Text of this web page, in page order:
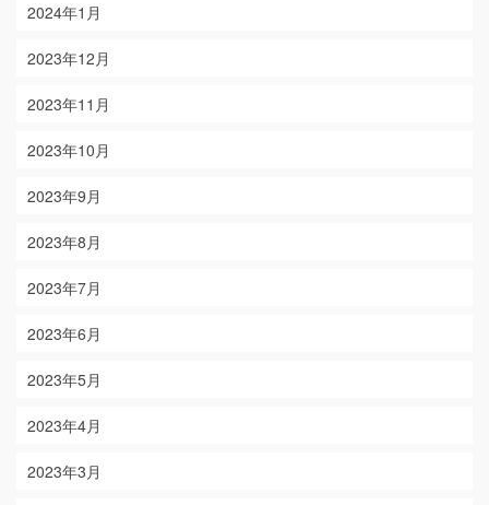
2024年1月
2023年12月
2023年11月
2023年10月
2023年9月
2023年8月
2023年7月
2023年6月
2023年5月
2023年4月
2023年3月